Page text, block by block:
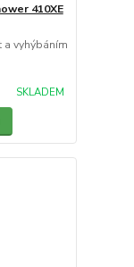
410XE
vyhýbáním
SKLADEM